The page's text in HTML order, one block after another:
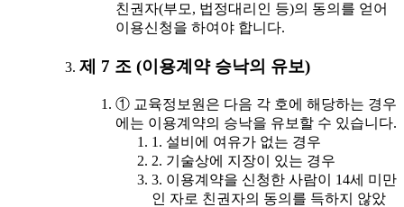
친권자(부모, 법정대리인 등)의 동의를 얻어
이용신청을 하여야 합니다.
제 7 조 (이용계약 승낙의 유보)
① 교육정보원은 다음 각 호에 해당하는 경우
에는 이용계약의 승낙을 유보할 수 있습니다.
1. 설비에 여유가 없는 경우
2. 기술상에 지장이 있는 경우
3. 이용계약을 신청한 사람이 14세 미만
인 자로 친권자의 동의를 득하지 않았